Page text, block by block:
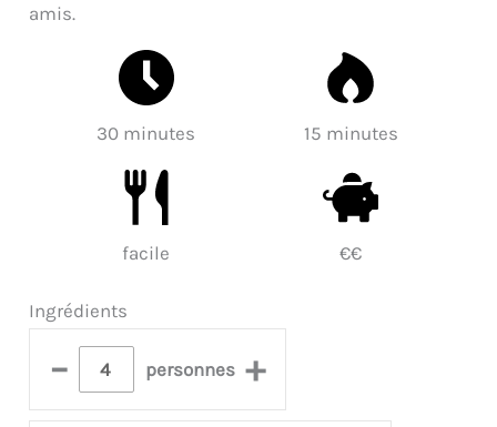
amis.
30 minutes 15 minutes
facile €€
Ingrédients
– personnes +